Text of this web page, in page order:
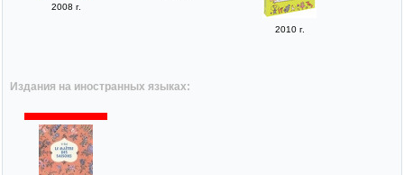
2008 г.
2010 г.
Издания на иностранных языках: